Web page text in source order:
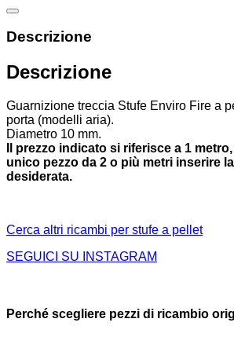
Descrizione
Descrizione
Guarnizione treccia Stufe Enviro Fire a
porta (modelli aria).
Diametro 10 mm.
Il prezzo indicato si riferisce a 1
unico pezzo da 2 o più metri inserire
desiderata.
Cerca altri ricambi per stufe a pellet
SEGUICI SU INSTAGRAM
Perché scegliere pezzi di ricambio